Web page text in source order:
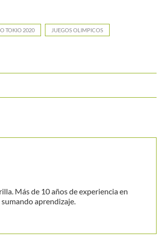
TOKIO 2020 JUEGOS OLIMPICOS
Más de 10 años de experiencia en
aprendizaje.